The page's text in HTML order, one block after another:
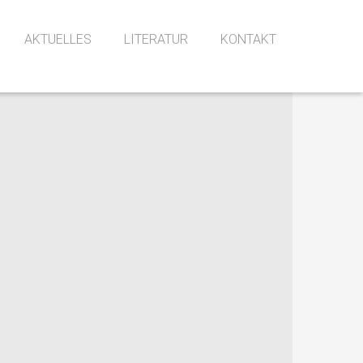
Veranstaltungen
AKTUELLES LITERATUR KONTAKT